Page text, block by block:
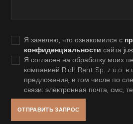
Я заявляю, что ознакомился с
конфиденциальности сайта
Я согласен на обработку моих
компанией Rich Rent Sp. z o.o. в
предложения, в том числе по
связи: электронная почта, смс,